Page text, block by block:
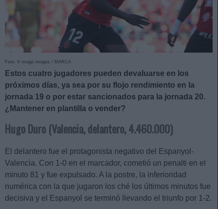
Foto: © imago images / MARCA
Estos cuatro jugadores pueden devaluarse en los
próximos días, ya sea por su flojo rendimiento en la
jornada 19 o por estar sancionados para la jornada 20.
¿Mantener en plantilla o vender?
Hugo Duro (Valencia, delantero, 4.460.000)
El delantero fue el protagonista negativo del Espanyol-
Valencia. Con 1-0 en el marcador, cometió un penalti en el
minuto 81 y fue expulsado. A la postre, la inferioridad
numérica con la que jugaron los ché los últimos minutos fue
decisiva y el Espanyol se terminó llevando el triunfo por 1-2.